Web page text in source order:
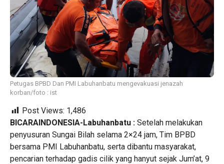
Petugas BPBD Dan PMI Labuhanbatu mengevakuasi jenazah
korban/foto : ist
Post Views: 1,486
BICARAINDONESIA-Labuhanbatu : Setelah melakukan
penyusuran Sungai Bilah selama 2×24 jam, Tim BPBD
bersama PMI Labuhanbatu, serta dibantu masyarakat,
pencarian terhadap gadis cilik yang hanyut sejak Jum’at, 9